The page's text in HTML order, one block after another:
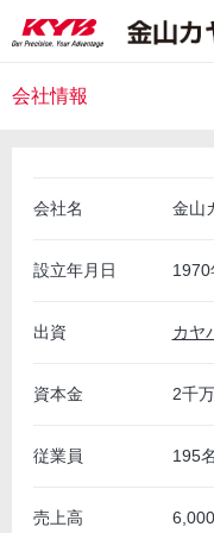
会社情報
会社名 金山
設立年月日 1970
出資 カヤ
資本金 2千
従業員 195
売上高